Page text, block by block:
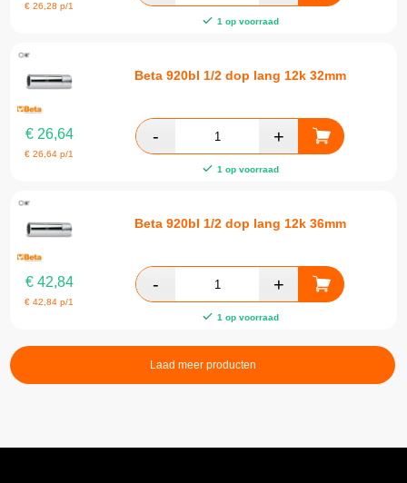
€26,28 p/1
1 op voorraad
Beta 920bl 1/2 dop lang 12k 32mm
€26,64
€26,64 p/1
1 op voorraad
Beta 920bl 1/2 dop lang 12k 36mm
€42,84
€42,84 p/1
1 op voorraad
Laad meer producten